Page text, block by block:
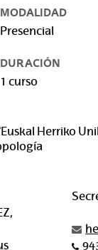
MODALIDAD
Presencial
DURACIÓN
1 curso
Herriko